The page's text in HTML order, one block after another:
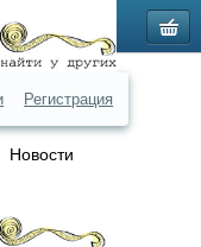
Регистрация
Новости